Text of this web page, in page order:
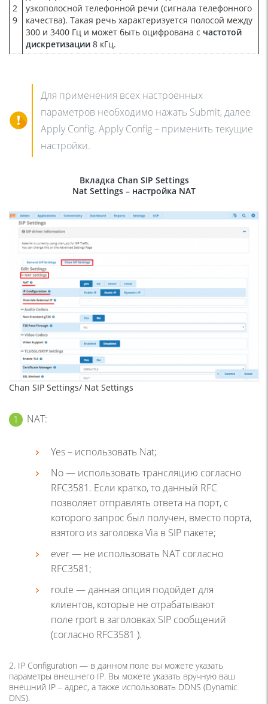
2
9
узкополосной телефонной речи (сигнала телефонного
качества). Такая речь характеризуется полосой между
300 и 3400 Гц и может быть оцифрована с частотой
дискретизации 8 кГц.
Для применения всех настроенных
параметров необходимо нажать Submit, далее
Apply Config. Apply Config – применить текущие
настройки.
Вкладка Chan SIP Settings
Nat Settings – настройка NAT
Chan SIP Settings/ Nat Settings
NAT:
Yes – использовать Nat;
No — использовать трансляцию согласно
RFC3581. Если кратко, то данный RFC
позволяет отправлять ответа на порт, с
которого запрос был получен, вместо порта,
взятого из заголовка Via в SIP пакете;
ever — не использовать NAT согласно
RFC3581;
route — данная опция подойдет для
клиентов, которые не отрабатывают
поле rport в заголовках SIP сообщений
(согласно RFC3581 ).
2. IP Configuration — в данном поле вы можете указать
параметры внешнего IP. Вы можете указать вручную ваш
внешний IP – адрес, а также использовать DDNS (Dynamic
DNS).